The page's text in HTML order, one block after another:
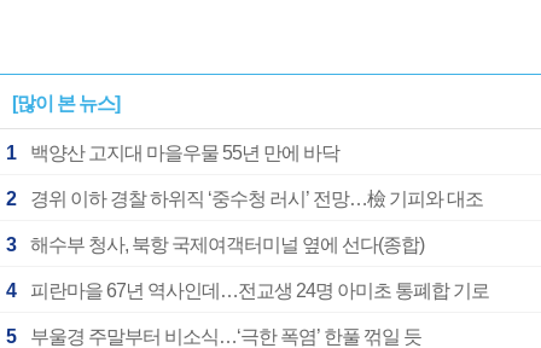
[많이 본 뉴스]
1 백양산 고지대 마을우물 55년 만에 바닥
2 경위 이하 경찰 하위직 ‘중수청 러시’ 전망…檢 기피와 대조
3 해수부 청사, 북항 국제여객터미널 옆에 선다(종합)
4 피란마을 67년 역사인데…전교생 24명 아미초 통폐합 기로
5 부울경 주말부터 비소식…‘극한 폭염’ 한풀 꺾일 듯